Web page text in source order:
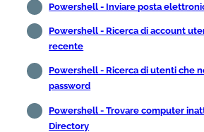
Powershell - Inviare posta
Powershell - Ricerca di account
recente
Powershell - Ricerca di utenti che
password
Powershell - Trovare computer
Directory